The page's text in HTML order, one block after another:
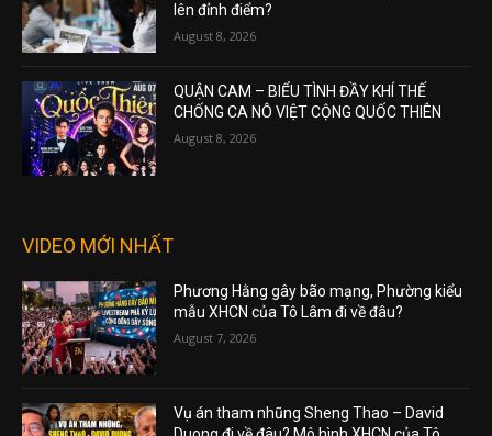
lên đỉnh điểm?
August 8, 2026
QUẬN CAM – BIỂU TÌNH ĐẦY KHÍ THẾ
CHỐNG CA NÔ VIỆT CỘNG QUỐC THIÊN
August 8, 2026
VIDEO MỚI NHẤT
Phương Hằng gây bão mạng, Phường kiểu
mẫu XHCN của Tô Lâm đi về đâu?
August 7, 2026
Vụ án tham nhũng Sheng Thao – David